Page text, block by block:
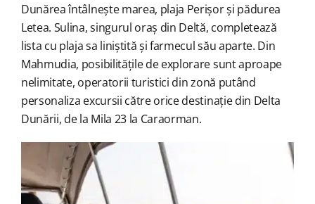
Dunărea întâlnește marea, plaja Perișor și pădurea
Letea. Sulina, singurul oraș din Deltă, completează
lista cu plaja sa liniștită și farmecul său aparte. Din
Mahmudia, posibilitățile de explorare sunt aproape
nelimitate, operatorii turistici din zonă putând
personaliza excursii către orice destinație din Delta
Dunării, de la Mila 23 la Caraorman.